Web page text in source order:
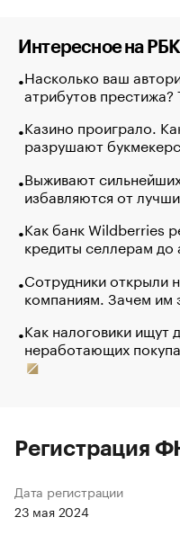
Интересное на РБК
Насколько ваш
атрибутов престижа?
Казино проиграло.
разрушают
Выживают
избавляются от
Как банк Wildberries
кредиты селлерам до
Сотрудники открыли
компаниям. Зачем им
Как налоговики ищут
неработающих
Регистрация
Дата регистрации
23 мая 2024